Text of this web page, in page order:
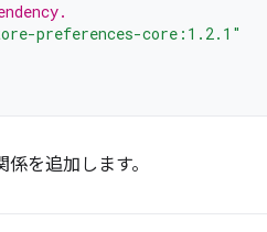
preferences-core:1.2.1"
を追加します。